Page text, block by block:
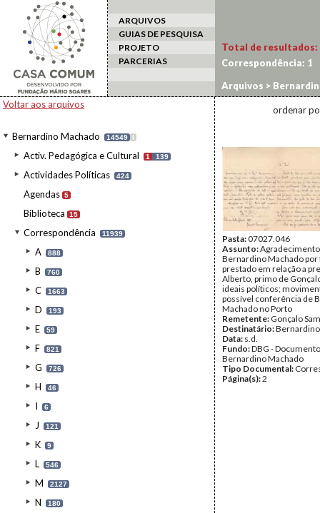
ARQUIVOS
GUIAS DE PESQUISA
PROJETO
PARCERIAS
Voltar aos arquivos
Bernardino Machado 14549 I
Activ. Pedagógica e Cultural 1 139
Actividades Políticas 424
Agendas 5
Biblioteca 15
Correspondência 11939
A 888
B 760
C 1663
D 193
E 59
F 821
G 726
H 46
I 6
J 121
K 9
L 546
M 2127
N 180
Total de resultados:
Correspondência: 1
Arquivos >
ordenar
Pasta:07027.046
Assunto:
Bernardino Machado por
prestado em relação a
Alberto, primo de
ideais políticos;
possível conferência de
Machado no Porto
Remetente: Gonçalo
Destinatário:
Data: s.d.
Fundo:DBG -
Bernardino Machado
Tipo Documental:
Página(s):2